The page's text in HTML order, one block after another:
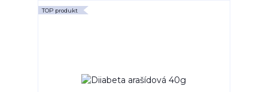
TOP produkt